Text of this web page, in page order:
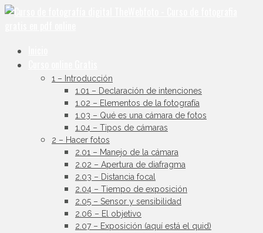
1 – Introducción
1.01 – Declaración de intenciones
1.02 – Elementos de la fotografía
1.03 – Qué es una cámara de fotos
1.04 – Tipos de cámaras
2 – Hacer fotos
2.01 – Manejo de la cámara
2.02 – Apertura de diafragma
2.03 – Distancia focal
2.04 – Tiempo de exposición
2.05 – Sensor y sensibilidad
2.06 – El objetivo
2.07 – Exposición (aquí está el quid)